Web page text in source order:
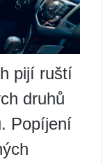
pijí ruští
druhů
Popíjení